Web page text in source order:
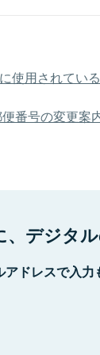
使用されてい
番号の変更案
、デジタル
アドレスで入